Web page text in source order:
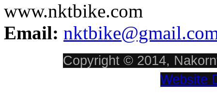
www.nktbike.com
Email:
Copyright © 2014,
Website